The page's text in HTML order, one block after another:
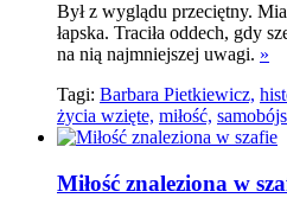
Był z wyglądu przeciętny.
łapska. Traciła oddech, gdy
na nią najmniejszej uwagi. »
Tagi: Barbara Pietkiewicz,
życia wzięte, miłość,
Miłość znaleziona w